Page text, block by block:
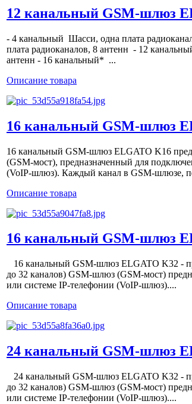
12 канальный GSM-шлюз
- 4 канальный Шасси, одна плата
плата радиоканалов, 8 антенн - 12
антенн - 16 канальный* ...
Описание товара
16 канальный GSM-шлюз
16 канальный GSM-шлюз ELGATO K16
(GSM-мост), предназначенный для
(VoIP-шлюз). Каждый канал в GSM-шлюзе,
Описание товара
16 канальный GSM-шлюз
16 канальный GSM-шлюз ELGATO K32 -
до 32 каналов) GSM-шлюз (GSM-мост)
или системе IP-телефонии (VoIP-шлюз)....
Описание товара
24 канальный GSM-шлюз
24 канальный GSM-шлюз ELGATO K32 -
до 32 каналов) GSM-шлюз (GSM-мост)
или системе IP-телефонии (VoIP-шлюз)....